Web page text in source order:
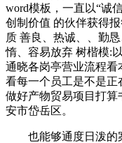
word模板，一直以“诚
创制价值 的伙伴获得
质 善良、热诚、、勤
惰、容易放弃 树楷模:
通晓各岗亭营业流程看
看每一个员工是不是
做好产物贸易项目打
安市岱岳区。
也能够通度日泼的